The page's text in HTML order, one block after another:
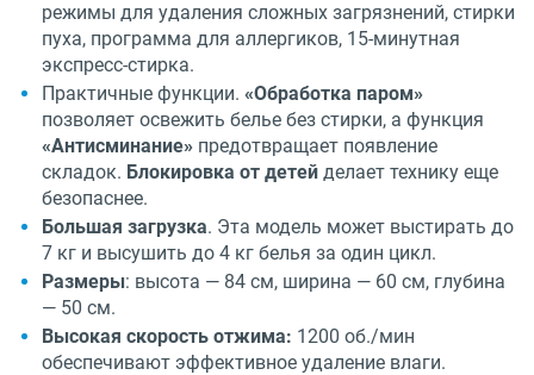
режимы для удаления сложных загрязнений, стирки
пуха, программа для аллергиков, 15-минутная
экспресс-стирка.
Практичные функции. «Обработка паром»
позволяет освежить белье без стирки, а функция
«Антисминание» предотвращает появление
складок. Блокировка от детей делает технику еще
безопаснее.
Большая загрузка. Эта модель может выстирать до
7 кг и высушить до 4 кг белья за один цикл.
Размеры: высота — 84 см, ширина — 60 см, глубина
— 50 см.
Высокая скорость отжима: 1200 об./мин
обеспечивают эффективное удаление влаги.